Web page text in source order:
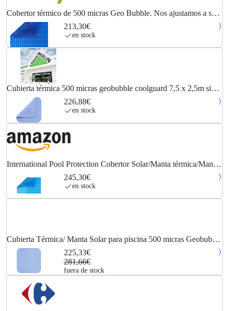
Cobertor térmico de 500 micras Geo Bubble. Nos ajustamos a su
piscina.
213,30€
en stock
Cubierta térmica 500 micras geobubble coolguard 7,5 x 2,5m sin
refuerzo
226,88€
en stock
International Pool Protection Cobertor Solar/Manta térmica/Manta
térmica de 500 micras Geo Bubble de 6 x 4.5m.
245,30€
en stock
Cubierta Térmica/ Manta Solar para piscina 500 micras Geobubble
CoolGuard 7,5 x 2,5m sin refuerzo
225,33€
281,66€
fuera de stock